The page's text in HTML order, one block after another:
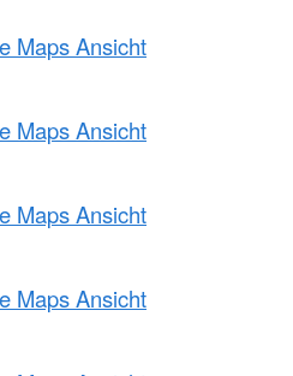
Maps Ansicht
Maps Ansicht
Maps Ansicht
Maps Ansicht